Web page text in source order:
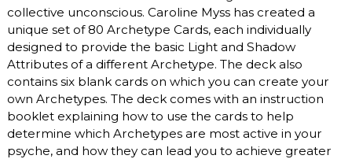
collective unconscious. Caroline Myss has created a
unique set of 80 Archetype Cards, each individually
designed to provide the basic Light and Shadow
Attributes of a different Archetype. The deck also
contains six blank cards on which you can create your
own Archetypes. The deck comes with an instruction
booklet explaining how to use the cards to help
determine which Archetypes are most active in your
psyche, and how they can lead you to achieve greater